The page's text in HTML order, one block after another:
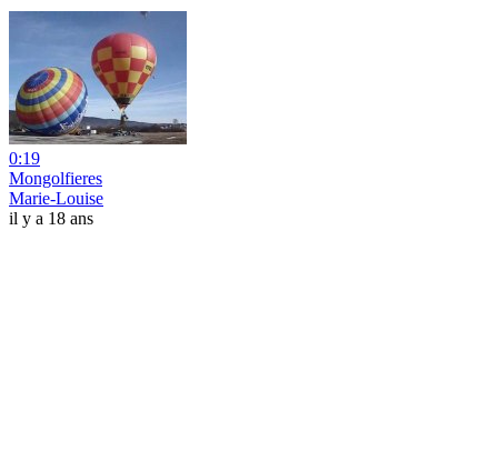
0:19
Mongolfieres
Marie-Louise
il y a 18 ans